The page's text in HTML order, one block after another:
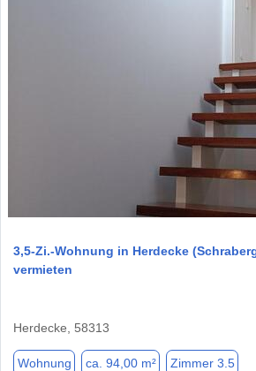
3,5-Zi.-Wohnung in Herdecke
vermieten
Herdecke, 58313
Wohnung ca. 94,00 m² Zimmer 3.5